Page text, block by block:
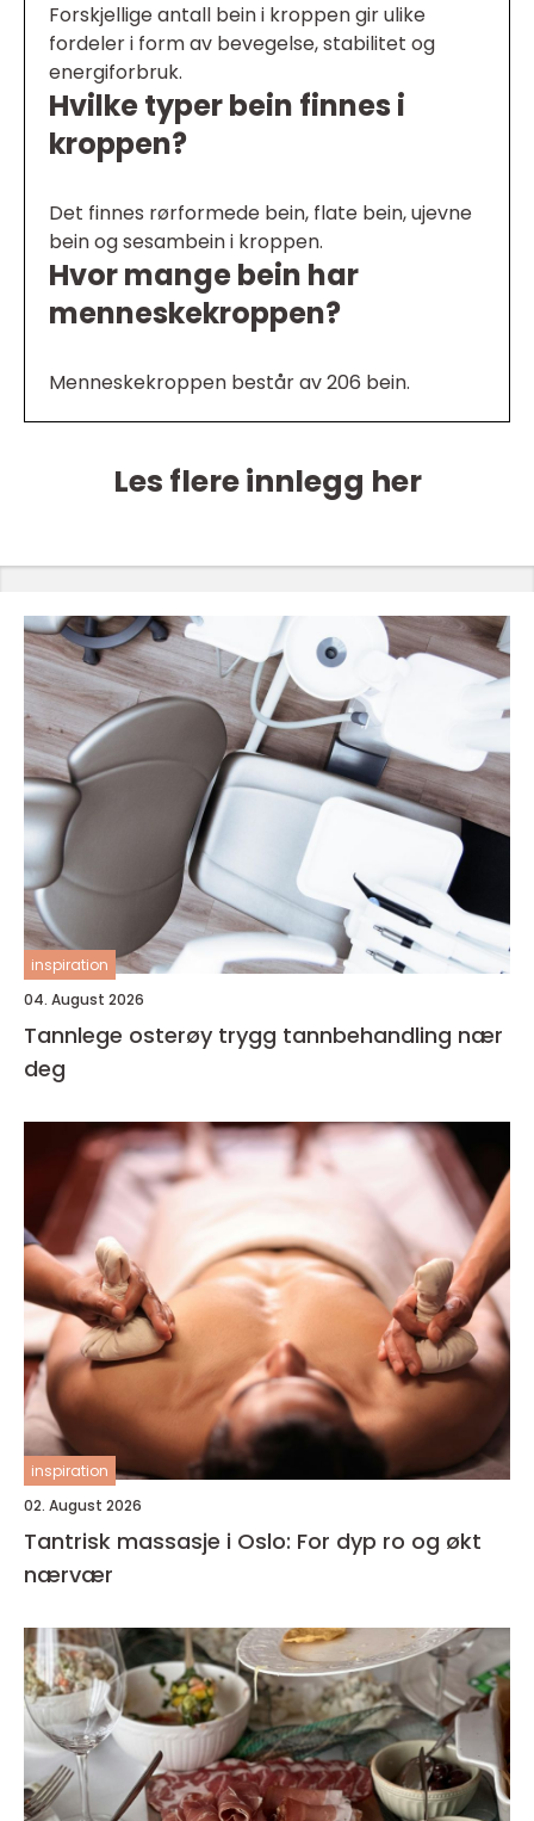
Forskjellige antall bein i kroppen gir ulike
fordeler i form av bevegelse, stabilitet og
energiforbruk.
Hvilke typer bein finnes i
kroppen?
Det finnes rørformede bein, flate bein, ujevne
bein og sesambein i kroppen.
Hvor mange bein har
menneskekroppen?
Menneskekroppen består av 206 bein.
Les flere innlegg her
inspiration
04. August 2026
Tannlege osterøy trygg tannbehandling nær
deg
inspiration
02. August 2026
Tantrisk massasje i Oslo: For dyp ro og økt
nærvær